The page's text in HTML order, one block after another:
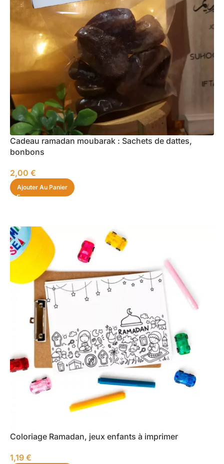
Cadeau ramadan moubarak : Sachets de dattes,
bonbons
2,00 €
Ajouter Au Panier
Coloriage Ramadan, jeux enfants à imprimer
1,19 €